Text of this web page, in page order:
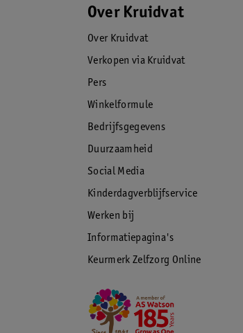
Over Kruidvat
Over Kruidvat
Verkopen via Kruidvat
Pers
Winkelformule
Bedrijfsgegevens
Duurzaamheid
Social Media
Kinderdagverblijfservice
Werken bij
Informatiepagina's
Keurmerk Zelfzorg Online